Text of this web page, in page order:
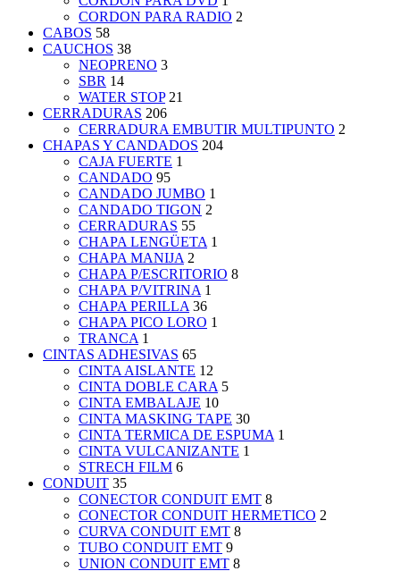
CORDON PARA RADIO 2
CABOS 58
CAUCHOS 38
NEOPRENO 3
SBR 14
WATER STOP 21
CERRADURAS 206
CERRADURA EMBUTIR MULTIPUNTO 2
CHAPAS Y CANDADOS 204
CAJA FUERTE 1
CANDADO 95
CANDADO JUMBO 1
CANDADO TIGON 2
CERRADURAS 55
CHAPA LENGÜETA 1
CHAPA MANIJA 2
CHAPA P/ESCRITORIO 8
CHAPA P/VITRINA 1
CHAPA PERILLA 36
CHAPA PICO LORO 1
TRANCA 1
CINTAS ADHESIVAS 65
CINTA AISLANTE 12
CINTA DOBLE CARA 5
CINTA EMBALAJE 10
CINTA MASKING TAPE 30
CINTA TERMICA DE ESPUMA 1
CINTA VULCANIZANTE 1
STRECH FILM 6
CONDUIT 35
CONECTOR CONDUIT EMT 8
CONECTOR CONDUIT HERMETICO 2
CURVA CONDUIT EMT 8
TUBO CONDUIT EMT 9
UNION CONDUIT EMT 8